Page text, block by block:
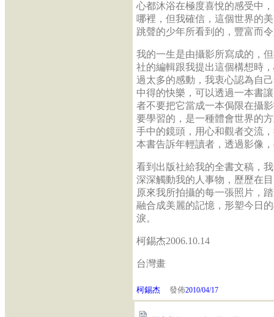
心都沐浴在極度喜悅的感受中
哪裡，但我確信，這個世界的
跳聲的少年所看到的，豐富而
我的一生是由攝影所寫成的，
社的編輯跟我提出這個構想時
過太多的感動，我衷心認為自
中得的快樂，可以透過一本書
者不要把它當成一本侷限在攝
要學習的，是一種體會世界的
手中的鏡頭，用心和觀者交流
本書告訴年輕讀者，透過影像，
看到出版社給我的全書文稿，
深深觸動我的人事物，歷歷在
原來我所拍攝的每一張照片，
融合成美麗的記憶，形塑今日
淚。
柯錫杰2006.10.14
台灣畫
柯錫杰 發佈2010/04/17